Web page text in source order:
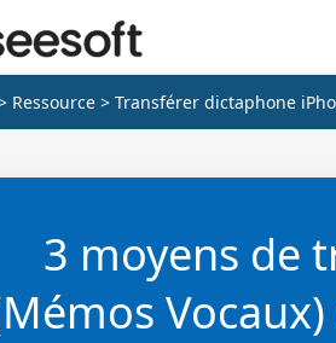
Ressource > Transférer dictaphone
3 moyens de